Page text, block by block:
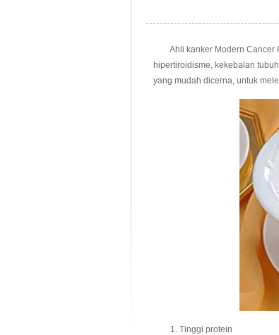
Ahli kanker Modern Cancer
hipertiroidisme, kekebalan
yang mudah dicerna, untuk
1. Tinggi protein